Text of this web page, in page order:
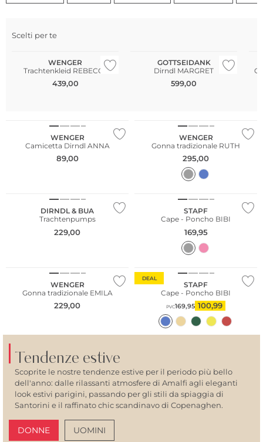
Scelti per te
WENGER
Trachtenkleid REBECCa
439,00
GOTTSEIDANK
Dirndl MARGRET
599,00
WENGER
Camicetta Dirndl ANNA
89,00
WENGER
Gonna tradizionale RUTH
295,00
DIRNDL & BUA
Trachtenpumps
229,00
STAPF
Cape - Poncho BIBI
169,95
WENGER
Gonna tradizionale EMILA
229,00
DEAL
STAPF
Cape - Poncho BIBI
PVC169,95 100,99
Tendenze estive
Scoprite le nostre tendenze estive per il periodo più bello
dell'anno: dalle rilassanti atmosfere di Amalfi agli eleganti
look estivi parigini, passando per gli stili da spiaggia di
Santorini e il raffinato chic scandinavo di Copenaghen.
DONNE UOMINI